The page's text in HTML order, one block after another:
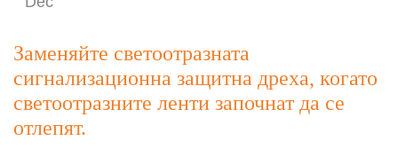
Заменяйте светоотразната
сигнализационна защитна дреха, когато
светоотразните ленти започнат да се
отлепят.